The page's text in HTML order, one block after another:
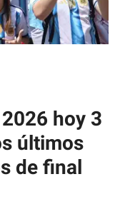
hoy 3
últimos
de final